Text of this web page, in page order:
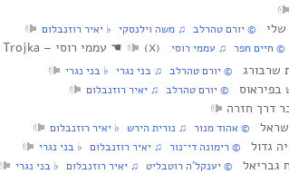
‏ © יורם טהרלב‏ ♫ משה וילנסקי‏ ♭ יאיר רוזנבלום
‏ © חיים חפר‏ ♫ עממי רוסי (X)
☚ עממי רוסי – Trojka
‏ © יורם טהרלב‏ ♫ בני נגרי‏ ♭ בני נגרי
‏ © יורם טהרלב‏ ♫ יאיר רוזנבלום
‏ © אהוד מנור‏ ♫ נורית הירש‏ ♭ יאיר רוזנבלום
‏ © רימונה די־נור‏ ♫ יאיר רוזנבלום‏ ♭ בני נגרי
‏ © יענקל’ה רוטבליט‏ ♫ יאיר רוזנבלום‏ ♭ בני נגרי